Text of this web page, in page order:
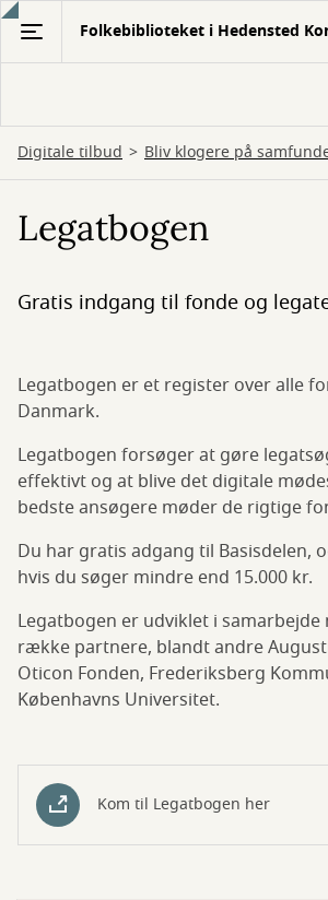
Gå
hovedindhold
Folkebiblioteket i Hedensted
Digitale tilbud Bliv klogere på
Legatbogen
Gratis indgang til fonde og
Legatbogen er et register over alle
Danmark.
Legatbogen forsøger at gøre
effektivt og at blive det digitale
bedste ansøgere møder de rigtige
Du har gratis adgang til Basisdelen,
hvis du søger mindre end 15.000 kr.
Legatbogen er udviklet i samarbejde
række partnere, blandt andre
Oticon Fonden, Frederiksberg
Københavns Universitet.
Kom til Legatbogen her